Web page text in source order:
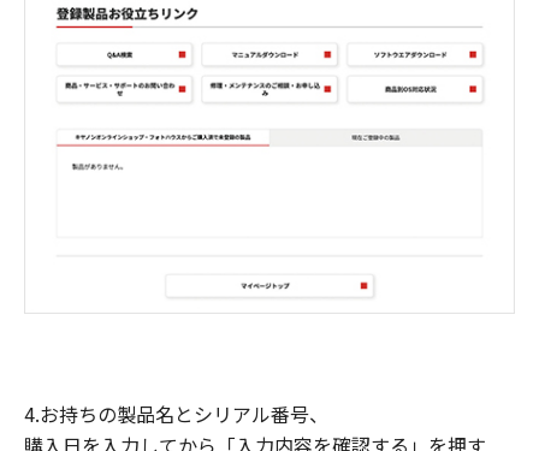
4.お持ちの製品名とシリアル番号、